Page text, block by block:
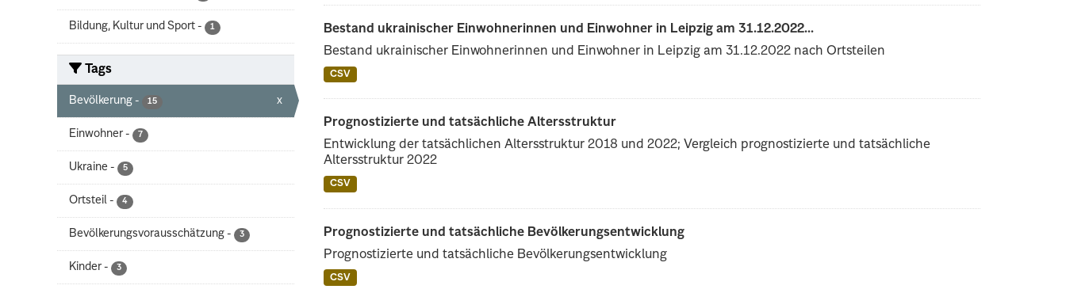
Bildung, Kultur und Sport - 1
Tags
Bevölkerung - 15 x
Einwohner - 7
Ukraine - 5
Ortsteil - 4
Bevölkerungsvorausschätzung - 3
Kinder - 3
Bestand ukrainischer Einwohnerinnen und Einwohner in Leipzig am 31.12.2022...
Bestand ukrainischer Einwohnerinnen und Einwohner in Leipzig am 31.12.2022 nach Ortsteilen
CSV
Prognostizierte und tatsächliche Altersstruktur
Entwicklung der tatsächlichen Altersstruktur 2018 und 2022; Vergleich prognostizierte und tatsächliche
Altersstruktur 2022
CSV
Prognostizierte und tatsächliche Bevölkerungsentwicklung
Prognostizierte und tatsächliche Bevölkerungsentwicklung
CSV